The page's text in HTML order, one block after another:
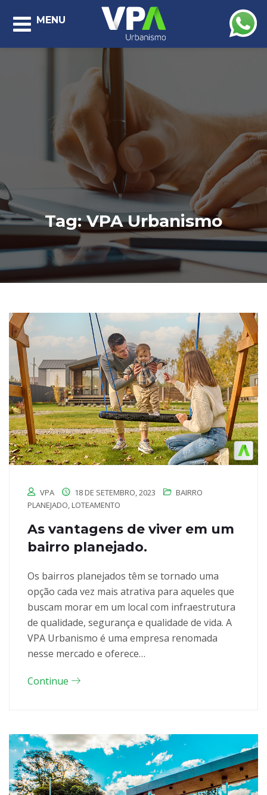
Tag:VPA Urbanismo
VPA 18 DE SETEMBRO, 2023
BAIRRO
PLANEJADO, LOTEAMENTO
As vantagens de viver em um
bairro planejado.
Os bairros planejados têm se tornado uma
opção cada vez mais atrativa para aqueles que
buscam morar em um local com infraestrutura
de qualidade, segurança e qualidade de vida. A
VPA Urbanismo é uma empresa renomada
nesse mercado e oferece…
Continue
MENU